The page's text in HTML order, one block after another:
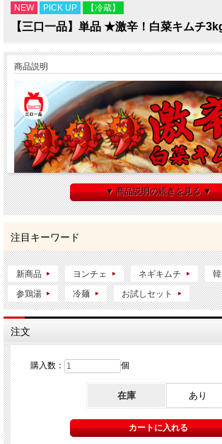
NEW PICK UP 【冷蔵】
【三口一品】単品 ★激辛！白菜キムチ
商品説明
▼ 商品説明の続きを見る ▼
注目キーワード
新商品 ヨンチェ ネギキムチ
参鶏湯 冷麺 お試しセット
注文
購入数： 個
在庫 あり